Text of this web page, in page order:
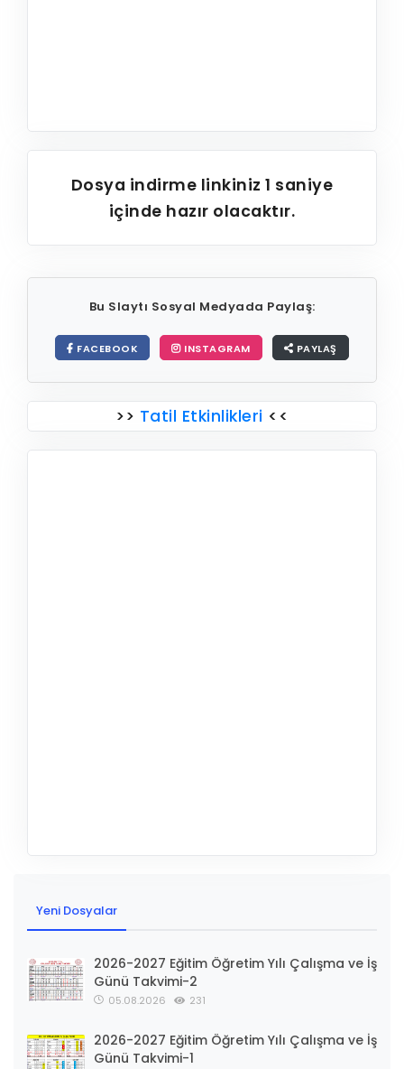
Dosya indirme linkiniz1 saniye
içinde hazır olacaktır.
Bu Slaytı Sosyal Medyada Paylaş:
FACEBOOK INSTAGRAM PAYLAŞ
>> Tatil Etkinlikleri <<
Yeni Dosyalar
2026-2027 Eğitim Öğretim Yılı Çalışma ve İş
Günü Takvimi-2
05.08.2026 231
2026-2027 Eğitim Öğretim Yılı Çalışma ve İş
Günü Takvimi-1